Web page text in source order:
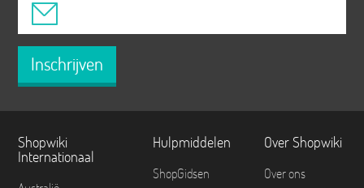
Inschrijven
Shopwiki
Internationaal
Hulpmiddelen
ShopGidsen
Over Shopwiki
Over ons